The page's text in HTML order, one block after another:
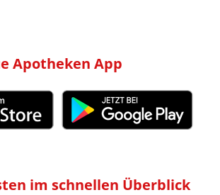
Apotheken App
im schnellen Überblick